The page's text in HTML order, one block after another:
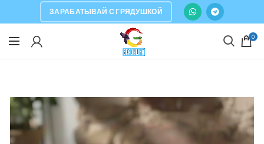
ЗАРАБАТЫВАЙ С ГРЯДУШКОЙ
0